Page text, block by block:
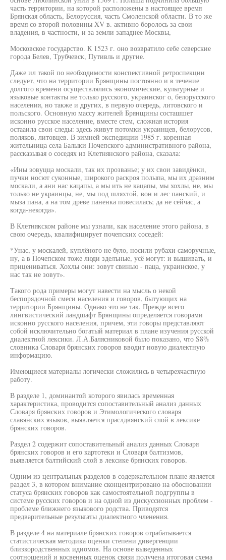
часть территории, на которой расположены в настоящее время
Брянская область, Белоруссия, часть Смоленской области. В то же
время со второй половины XV в. активно боролось за свои
владения, в частности, и за земли западнее Москвы,
Московское государство. К 1523 г. оно возвратило себе северские
города Белев, Трубчевск, Путивль и другие.
Даже ил такой по необходимости конспективной ретроспекции
следует, что на территории Брянщины постоянно и в течение
долгого времени осуществлялись экономические, культурные и
языковые контакты не только русского, украинског о, белорусского
населения, но также и других, в первую очередь, литовского и
польского. Основную массу жителей Брянщины состашшет
исконно русское население, вместе стем, сложная история
остааила свои следы: здесь живут потомки украинцев, белорусов,
поляков, литовцев. В зимней экспедиции 1985 г. коренная
жительница села Балыки Почепского административного района,
рассказывая о соседях из Клетнянского района, сказала:
«Ины зовуцца москали, так их прозванье; у их свои завидёнки,
пучки носют суконные, широкого раскроя полыпа, мы их дразним
москали, а ани нас кацапы, а мы ить не кацапы, мы хохлы, не, мы
только не украинцы, не, мы под шляхтой, вон и лес панский, и
мыза пана, а на том древе паненка повесилась; да не сейчас, а
когда-некогда».
В Клетнякском районе мы узнали, как население этого района, в
свою очередь, квалифицирует почепских соседей:
*Унас, у москалей, куплёного не було, носили рубахи саморучные,
ну, а в Почепском тоже люди зделъные, усё могут: и вышивать, и
прицениваться. Хохлы они: зовут свинью - паца, украинское, у
нас так не зовут».
Такого рода примеры могут навести на мысль о некой
беспорядочной смеси населения и говоров, бытующих на
территории Брянщины. Однако это не так. Прежде всего
лингвистический ландшафт Брянщины определяется говорами
исконно русского населения, причем, эти говоры представляют
собой исключительно богатый материал в плане изучения русской
диалектной лексики. Л.А.Балясниковой было показано, что S8%
словника Словаря брянских говоров вводит новую диалектную
информацию.
Имеющиеся материалы логически сложились в четырехчастную
работу.
В разделе 1, доминантой которого явилась временная
характеристика, проводится сопоставительный анализ данных
Словаря брянских говоров и Этимологического словаря
славянских языков, выявляется праслдвянский слой в лексике
брянских говоров.
Раздел 2 содержит сопоставительный анализ данных Словаря
брянских говоров и его картотеки и Словаря балтизмов,
выявляется балтийский слой в лексике брянских говоров.
Одним из центральных разделов в содержательном плане является
раздел 3, в котором внимание сконцентрировано на обосновании
статуса брянских говоров как самостоятельной подгруппы в
системе русских говоров и на одной из дискуссионных проблем -
проблеме ближнего языкового родства. Приводятся
предварительные результаты диалектного членения.
В разделе 4 на материале брянских говоров отрабатывается
статистическая методика оценки степени дивергенции
близкородственных идиомов. На основе выведенных
соотношений и косвенных оценок связи получена итоговая схема